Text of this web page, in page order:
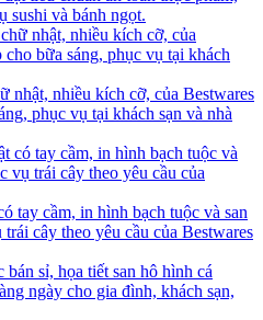
sushi và bánh ngọt.
nhật, nhiều kích cỡ, của Bestwares
phục vụ tại khách sạn và nhà
tay cầm, in hình bạch tuộc và san
cây theo yêu cầu của Bestwares